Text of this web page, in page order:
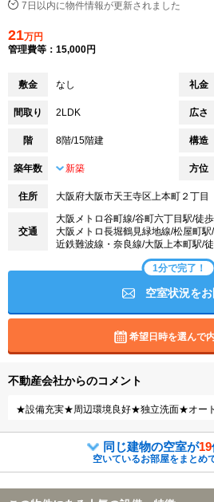
7日以内に物件情報が更新されました
21万円
管理費等：15,000円
敷金 なし 礼金
間取り 2LDK 広さ
階 8階/15階建 構造
築年数 新築 方位
住所 大阪府大阪市天王寺区上本町２丁目
交通
大阪メトロ谷町線/谷町六丁目駅/徒
大阪メトロ長堀鶴見緑地線/松屋町
近鉄難波線・奈良線/大阪上本町駅/
1分で完了！
空室状況を
希望日時を選んで
不動産会社からのコメント
★設備充実★周辺環境良好★独立洗面★オー
同じ建物の空室が19
空いているお部屋をまとめ